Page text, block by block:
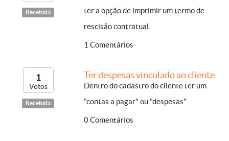
Recebida
ter a opção de imprimir um termo de
rescisão contratual.
1 Comentários
1
Votos
Recebida
Ter despesas vinculado ao cliente
Dentro do cadastro do cliente ter um
"contas a pagar" ou "despesas".
0 Comentários